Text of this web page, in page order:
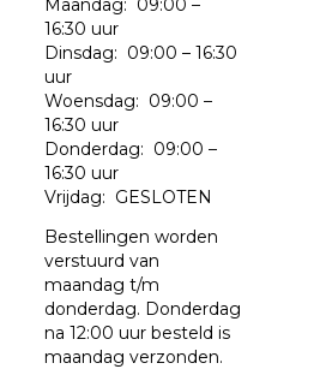
Maandag: 09:00 –
16:30 uur
Dinsdag: 09:00 – 16:30
uur
Woensdag: 09:00 –
16:30 uur
Donderdag: 09:00 –
16:30 uur
Vrijdag: GESLOTEN
Bestellingen worden
verstuurd van
maandag t/m
donderdag. Donderdag
na 12:00 uur besteld is
maandag verzonden.